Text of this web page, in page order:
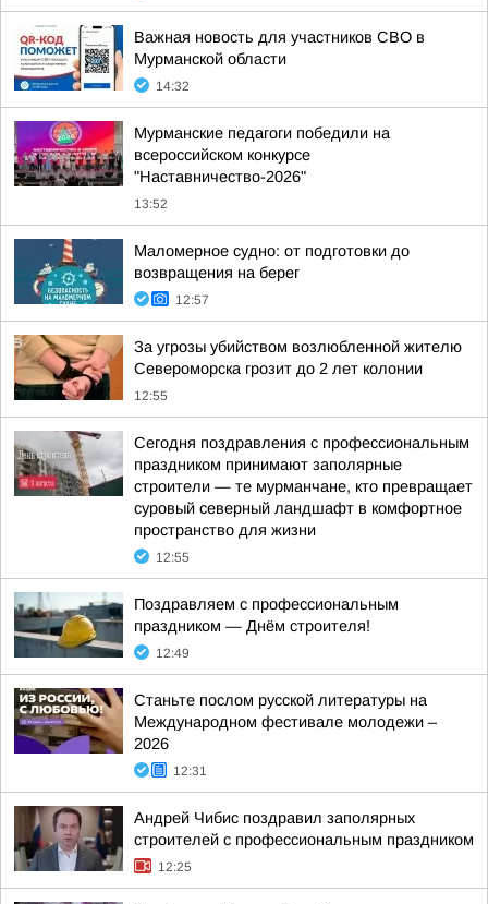
Важная новость для участников СВО в
Мурманской области
14:32
Мурманские педагоги победили на
всероссийском конкурсе
"Наставничество-2026"
13:52
Маломерное судно: от подготовки до
возвращения на берег
12:57
За угрозы убийством возлюбленной жителю
Североморска грозит до 2 лет колонии
12:55
Сегодня поздравления с профессиональным
праздником принимают заполярные
строители — те мурманчане, кто превращает
суровый северный ландшафт в комфортное
пространство для жизни
12:55
Поздравляем с профессиональным
праздником — Днём строителя!
12:49
Станьте послом русской литературы на
Международном фестивале молодежи –
2026
12:31
Андрей Чибис поздравил заполярных
строителей с профессиональным праздником
12:25